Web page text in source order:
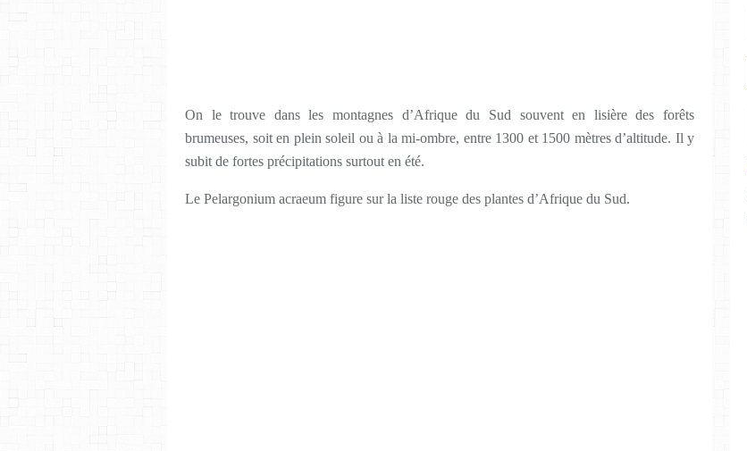
On le trouve dans les montagnes d’Afrique du Sud souvent en lisière des forêts
brumeuses, soit en plein soleil ou à la mi-ombre, entre 1300 et 1500 mètres d’altitude. Il y
subit de fortes précipitations surtout en été.
Le Pelargonium acraeum figure sur la liste rouge des plantes d’Afrique du Sud.